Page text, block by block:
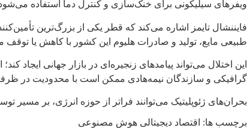
ویفرهای سیلیکونی برای خنک‌سازی و کنترل دما استفاده می‌شود
فایننشال تایمز اشاره می‌کند که قطر یکی از بزرگ‌ترین
طبیعی مایع، تولید و صادرات هلیوم این کشور با کاهش یا
این اختلال می‌تواند پیامدهای زنجیره‌ای در بازار جهانی
گرافیکی و سازندگان نیمه‌هادی ممکن است با محدودیت در
بحران‌های ژئوپلیتیک می‌توانند فراتر از حوزه انرژی، بر مسیر
برچسب ها: اقتصاد دیجیتالی هوش مصنوعی